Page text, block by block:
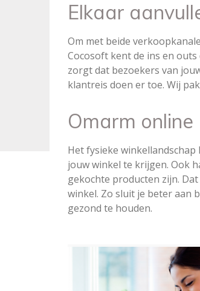
Elkaar
Om met beide
Cocosoft kent de ins en
zorgt dat bezoekers van
klantreis doen er toe. Wij
Omarm online
Het fysieke
jouw winkel te krijgen. Ook
gekochte producten zijn.
winkel. Zo sluit je beter aan
gezond te houden.